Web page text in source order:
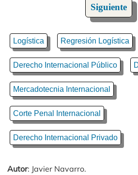
Siguiente
Logística Regresión Logística
Derecho Internacional Público
Mercadotecnia Internacional
Corte Penal Internacional
Derecho Internacional Privado
Autor: Javier Navarro.